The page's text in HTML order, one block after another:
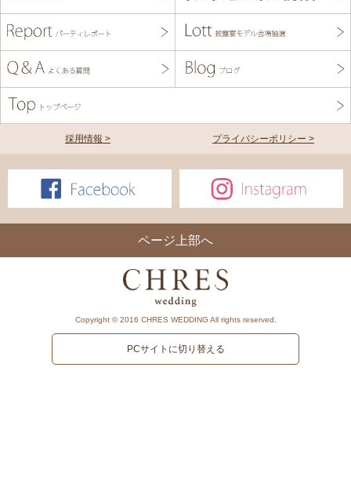
採用情報 > プライバシーポリシー >
ページ上部へ
Copyright © 2016 CHRES WEDDING All rights reserved.
PCサイトに切り替える